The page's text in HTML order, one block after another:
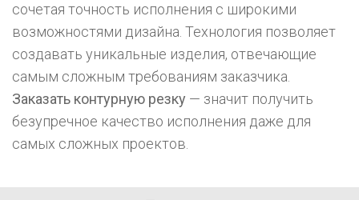
сочетая точность исполнения с широкими
возможностями дизайна. Технология позволяет
создавать уникальные изделия, отвечающие
самым сложным требованиям заказчика.
Заказать контурную резку — значит получить
безупречное качество исполнения даже для
самых сложных проектов.